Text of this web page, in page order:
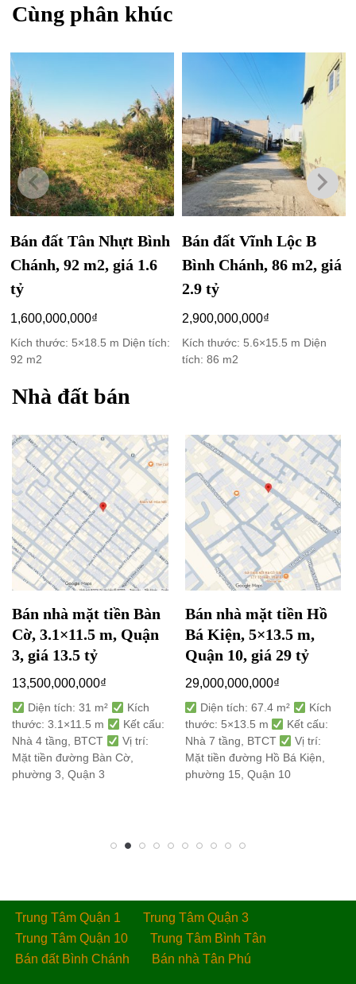
Cùng phân khúc
Bán đất Tân Nhựt Bình
Chánh, 92 m2, giá 1.6
tỷ
1,600,000,000₫
Kích thước: 5×18.5 m Diện tích:
92 m2
Bán đất Vĩnh Lộc B
Bình Chánh, 86 m2, giá
2.9 tỷ
2,900,000,000₫
Kích thước: 5.6×15.5 m Diện
tích: 86 m2
Nhà đất bán
Bán nhà mặt tiền Bàn
Cờ, 3.1×11.5 m, Quận
3, giá 13.5 tỷ
13,500,000,000₫
Diện tích: 31 m²
Kích
thước: 3.1×11.5 m
Kết cấu:
Nhà 4 tầng, BTCT
Vị trí:
Mặt tiền đường Bàn Cờ,
phường 3, Quận 3
Bán nhà mặt tiền Hồ
Bá Kiện, 5×13.5 m,
Quận 10, giá 29 tỷ
29,000,000,000₫
Diện tích: 67.4 m²
Kích
thước: 5×13.5 m
Kết cấu:
Nhà 7 tầng, BTCT
Vị trí:
Mặt tiền đường Hồ Bá Kiện,
phường 15, Quận 10
Trung Tâm Quận 1
Trung Tâm Quận 3
Trung Tâm Quận 10
Trung Tâm Bình Tân
Bán đất Bình Chánh
Bán nhà Tân Phú